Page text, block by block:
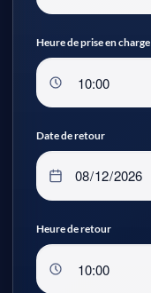
Heure de prise en charge
Date de retour
Heure de retour